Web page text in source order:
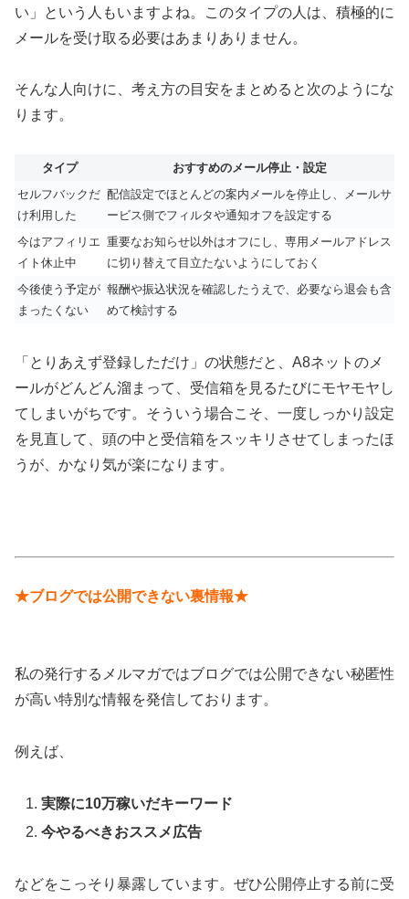
い」という人もいますよね。このタイプの人は、積極的に
メールを受け取る必要はあまりありません。
そんな人向けに、考え方の目安をまとめると次のようにな
ります。
タイプ
おすすめのメール停止・設定
セルフバックだ
け利用した
配信設定でほとんどの案内メールを停止し、メールサ
ービス側でフィルタや通知オフを設定する
今はアフィリエ
イト休止中
重要なお知らせ以外はオフにし、専用メールアドレス
に切り替えて目立たないようにしておく
今後使う予定が
まったくない
報酬や振込状況を確認したうえで、必要なら退会も含
めて検討する
「とりあえず登録しただけ」の状態だと、A8ネットのメ
ールがどんどん溜まって、受信箱を見るたびにモヤモヤし
てしまいがちです。そういう場合こそ、一度しっかり設定
を見直して、頭の中と受信箱をスッキリさせてしまったほ
うが、かなり気が楽になります。
★ブログでは公開できない裏情報★
私の発行するメルマガではブログでは公開できない秘匿性
が高い特別な情報を発信しております。
例えば、
実際に10万稼いだキーワード
今やるべきおススメ広告
などをこっそり暴露しています。ぜひ公開停止する前に受